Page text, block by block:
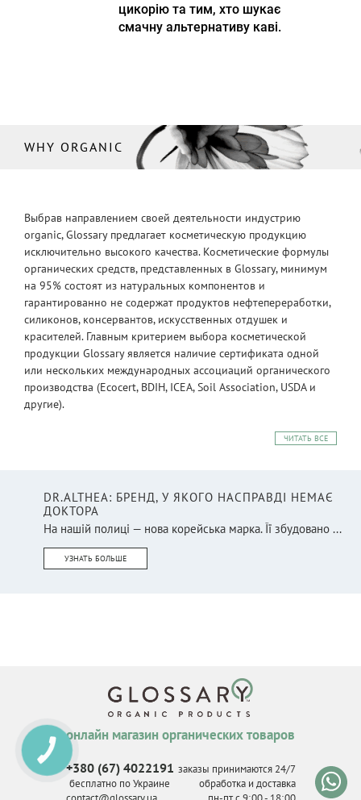
цикорію та тим, хто шукає
смачну альтернативу каві.
WHY ORGANIC
Выбрав направлением своей деятельности индустрию
organic, Glossary предлагает косметическую продукцию
исключительно высокого качества. Косметические формулы
органических средств, представленных в Glossary, минимум
на 95% состоят из натуральных компонентов и
гарантированно не содержат продуктов нефтепереработки,
силиконов, консервантов, искусственных отдушек и
красителей. Главным критерием выбора косметической
продукции Glossary является наличие сертификата одной
или нескольких международных ассоциаций органического
производства (Ecocert, BDIH, ICEA, Soil Association, USDA и
другие).
ЧИТАТЬ ВСЕ
DR.ALTHEA: БРЕНД, У ЯКОГО НАСПРАВДІ НЕМАЄ
ДОКТОРА
На нашій полиці — нова корейська марка. Її збудовано ...
УЗНАТЬ БОЛЬШЕ
онлайн магазин органических товаров
+380 (67) 4022191
бесплатно по Украине
заказы принимаются 24/7
обработка и доставка
КНОПКА
СВЯЗИ